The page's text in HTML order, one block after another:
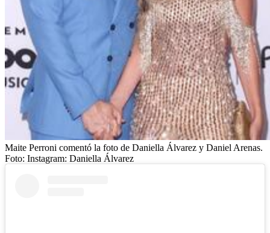
Maite Perroni comentó la foto de Daniella Álvarez y Daniel Arenas.
Foto: Instagram: Daniella Álvarez